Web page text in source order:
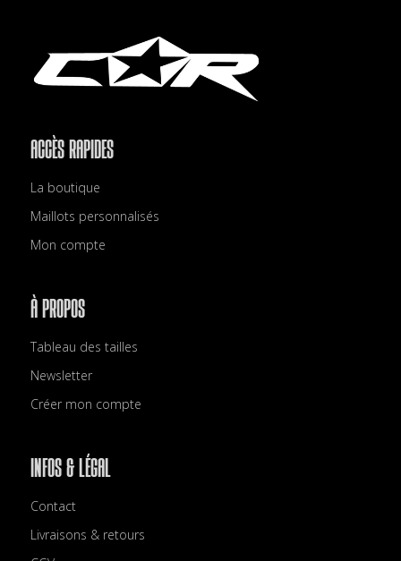
ACCÈS RAPIDES
La boutique
Maillots personnalisés
Mon compte
À PROPOS
Tableau des tailles
Newsletter
Créer mon compte
INFOS & LÉGAL
Contact
Livraisons & retours